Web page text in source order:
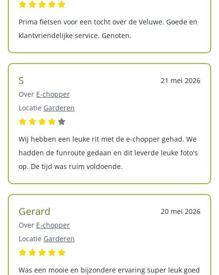
Prima fietsen voor een tocht over de Veluwe. Goede en
klantvriendelijke service. Genoten.
S
21 mei 2026
Over E-chopper
Locatie Garderen
Wij hebben een leuke rit met de e-chopper gehad. We
hadden de funroute gedaan en dit leverde leuke foto's
op. De tijd was ruim voldoende.
Gerard
20 mei 2026
Over E-chopper
Locatie Garderen
Was een mooie en bijzondere ervaring super leuk goed